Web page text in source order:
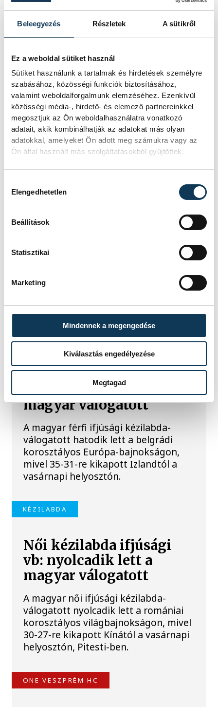
Beleegyezés Részletek A sütikről
Ez a weboldal sütiket használ
Sütiket használunk a tartalmak és hirdetések személyre
szabásához, közösségi funkciók biztosításához,
valamint weboldalforgalmunk elemzéséhez. Ezenkívül
közösségi média-, hirdető- és elemező partnereinkkel
megosztjuk az Ön weboldalhasználatra vonatkozó
adatait, akik kombinálhatják az adatokat más olyan
adatokkal, amelyeket Ön adott meg számukra vagy az
Ön által használt más szolgáltatásokból gyűjtöttek.
Elengedhetetlen
Beállítások
Statisztikai
Marketing
Mindennek a megengedése
Kiválasztás engedélyezése
Megtagad
TOVÁBBI CIKKEK
KÉZILABDA
Férfi kézilabda ifjúsági
Eb: hatodik lett a
magyar válogatott
A magyar férfi ifjúsági kézilabda-
válogatott hatodik lett a belgrádi
korosztályos Európa-bajnokságon,
mivel 35-31-re kikapott Izlandtól a
vasárnapi helyosztón.
KÉZILABDA
Női kézilabda ifjúsági
vb: nyolcadik lett a
magyar válogatott
A magyar női ifjúsági kézilabda-
válogatott nyolcadik lett a romániai
korosztályos világbajnokságon, mivel
30-27-re kikapott Kínától a vasárnapi
helyosztón, Pitesti-ben.
ONE VESZPRÉM HC